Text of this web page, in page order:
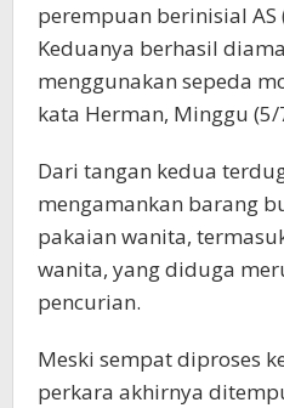
perempuan berinisial AS
Keduanya berhasil
menggunakan sepeda
kata Herman, Minggu (5/
Dari tangan kedua
mengamankan barang
pakaian wanita,
wanita, yang diduga
pencurian.
Meski sempat diproses
perkara akhirnya